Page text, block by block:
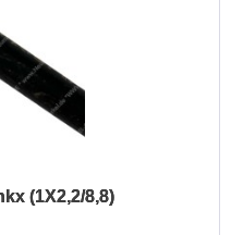
(1X2,2/8,8)